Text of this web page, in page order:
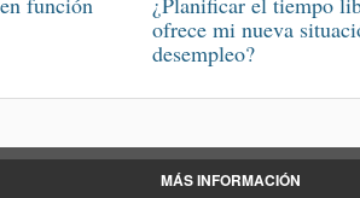
ofrece mi nueva
desempleo?
MÁS INFORMACIÓN